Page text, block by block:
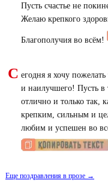
Пусть счастье не
Желаю крепкого
Благополучия во всём!
С егодня я хочу
и наилучшего! Пусть в
отлично и только так,
крепким, сильным и
любим и успешен во
Еще поздравления в прозе →